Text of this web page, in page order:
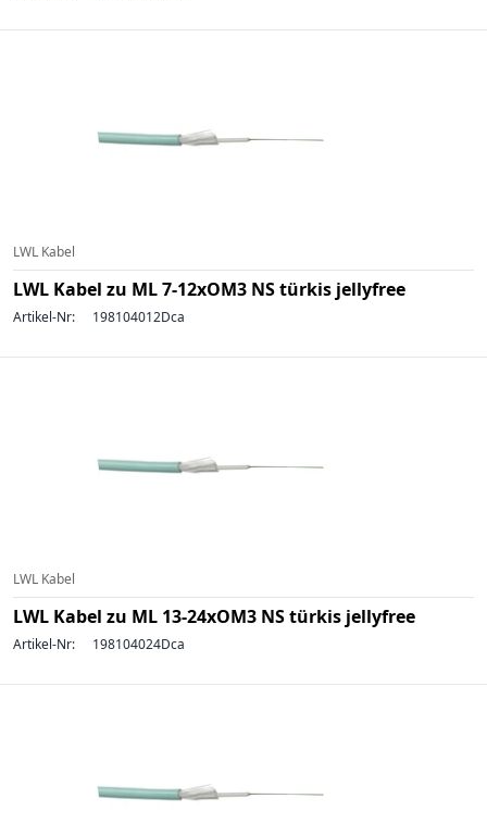
LWL Kabel
LWL Kabel zu ML 7-12xOM3 NS türkis jellyfree
Artikel-Nr: 198104012Dca
LWL Kabel
LWL Kabel zu ML 13-24xOM3 NS türkis jellyfree
Artikel-Nr: 198104024Dca